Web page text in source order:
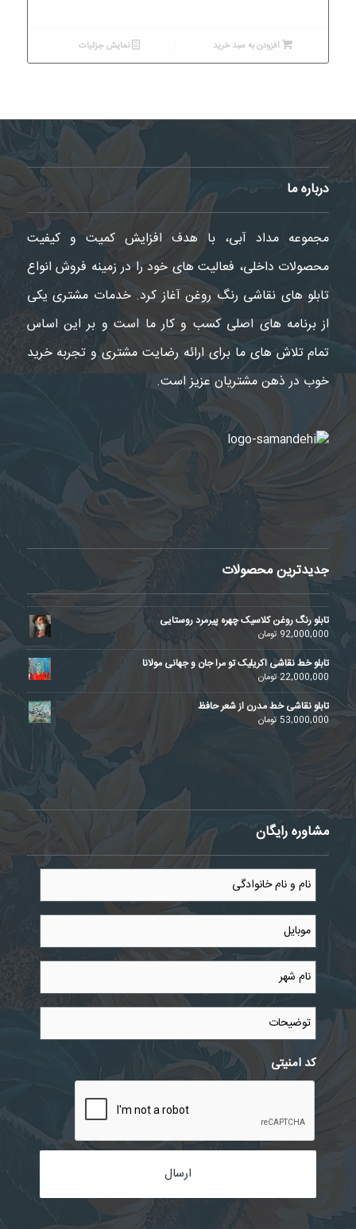
افزودن به سبد خرید نمایش جزئیات
درباره ما
مجموعه مداد آبی، با هدف افزایش کمیت و کیفیت
محصولات داخلی، فعالیت های خود را در زمینه فروش انواع
تابلو های نقاشی رنگ روغن آغاز کرد. خدمات مشتری یکی
از برنامه های اصلی کسب و کار ما است و بر این اساس
تمام تلاش های ما برای ارائه رضایت مشتری و تجربه خرید
خوب در ذهن مشتریان عزیز است.
جدیدترین محصولات
تابلو رنگ روغن کلاسیک چهره پیرمرد روستایی
92,000,000 تومان
تابلو خط نقاشی اکریلیک تو مرا جان و جهانی مولانا
22,000,000تومان
تابلو نقاشی خط مدرن از شعر حافظ
53,000,000 تومان
مشاوره رایگان
نام
نام
خانوادگی
موبایل
نام
شهر *
توضیحات
کد امنیتی